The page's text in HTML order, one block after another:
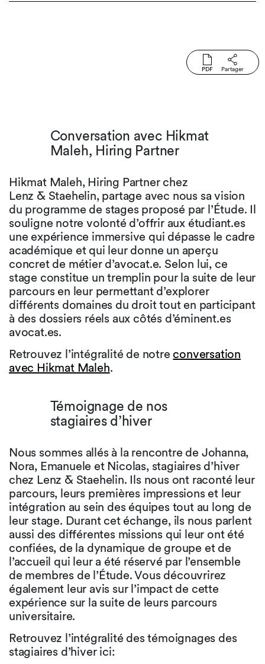
PDF Partager
Conversation avec Hikmat
Maleh, Hiring Partner
Hikmat Maleh, Hiring Partner chez
Lenz & Staehelin, partage avec nous sa vision
du programme de stages proposé par l’Étude. Il
souligne notre volonté d’offrir aux étudiant.es
une expérience immersive qui dépasse le cadre
académique et qui leur donne un aperçu
concret de métier d’avocat.e. Selon lui, ce
stage constitue un tremplin pour la suite de leur
parcours en leur permettant d’explorer
différents domaines du droit tout en participant
à des dossiers réels aux côtés d’éminent.es
avocat.es.
Retrouvez l’intégralité de notre conversation
avec Hikmat Maleh.
Témoignage de nos
stagiaires d’hiver
Nous sommes allés à la rencontre de Johanna,
Nora, Emanuele et Nicolas, stagiaires d’hiver
chez Lenz & Staehelin. Ils nous ont raconté leur
parcours, leurs premières impressions et leur
intégration au sein des équipes tout au long de
leur stage. Durant cet échange, ils nous parlent
aussi des différentes missions qui leur ont été
confiées, de la dynamique de groupe et de
l’accueil qui leur a été réservé par l’ensemble
de membres de l’Étude. Vous découvrirez
également leur avis sur l’impact de cette
expérience sur la suite de leurs parcours
universitaire.
Retrouvez l’intégralité des témoignages des
stagiaires d’hiver ici: